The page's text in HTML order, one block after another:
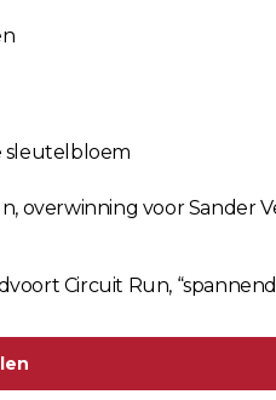
sleutelbloem
overwinning voor Sander
Circuit Run,